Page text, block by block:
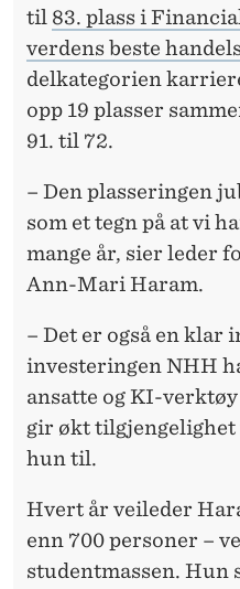
til 83. plass i
verdens beste
delkategorien
opp 19 plasser
91. til 72.
– Den plasseringen
som et tegn på at vi
mange år, sier leder
Ann-Mari Haram.
– Det er også en klar
investeringen NHH
ansatte og KI-
gir økt tilgjengelighet
hun til.
Hvert år veileder
enn 700 personer –
studentmassen.